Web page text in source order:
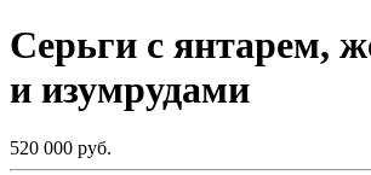
Серьги с янтарем,
и изумрудами
520 000 руб.